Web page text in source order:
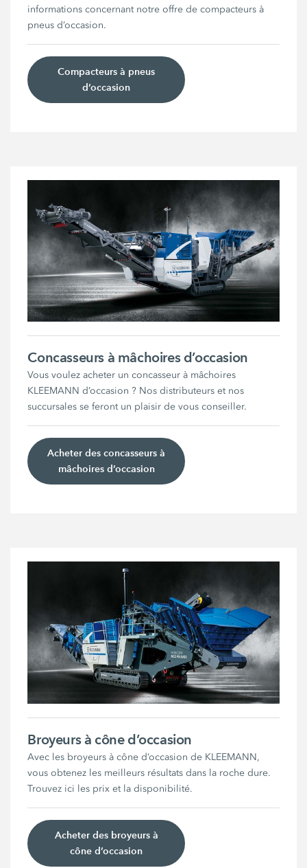
informations concernant notre offre de compacteurs à
pneus d’occasion.
Compacteurs à pneus
d’occasion
Concasseurs à mâchoires d’occasion
Vous voulez acheter un concasseur à mâchoires
KLEEMANN d’occasion ? Nos distributeurs et nos
succursales se feront un plaisir de vous conseiller.
Acheter des concasseurs à
mâchoires d’occasion
Broyeurs à cône d’occasion
Avec les broyeurs à cône d’occasion de KLEEMANN,
vous obtenez les meilleurs résultats dans la roche dure.
Trouvez ici les prix et la disponibilité.
Acheter des broyeurs à
cône d’occasion